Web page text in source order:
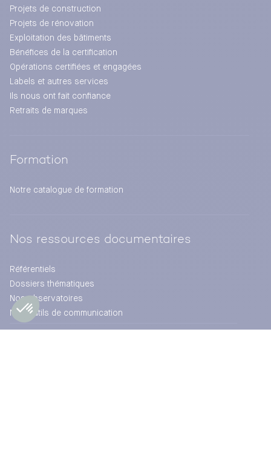
Projets de construction
Projets de rénovation
Exploitation des bâtiments
Bénéfices de la certification
Opérations certifiées et engagées
Labels et autres services
Ils nous ont fait confiance
Retraits de marques
Formation
Notre catalogue de formation
Nos ressources documentaires
Référentiels
Dossiers thématiques
Nos observatoires
Nos outils de communication